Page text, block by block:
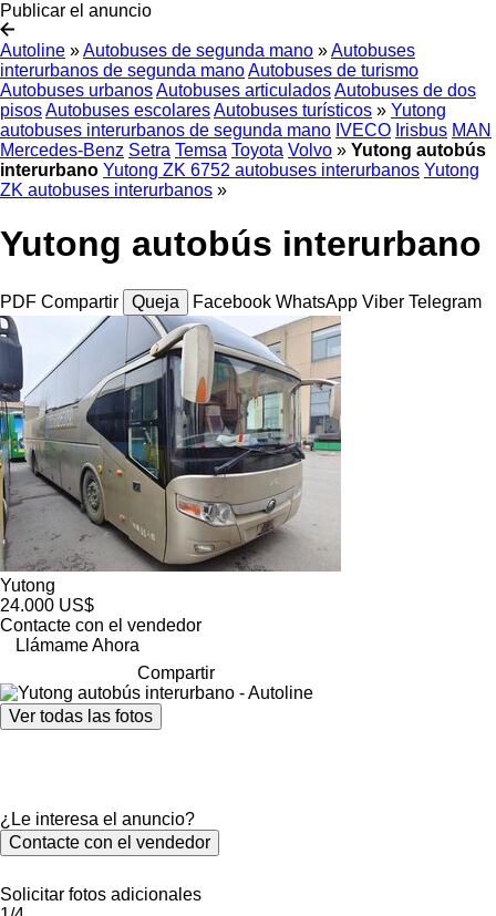
Publicar el anuncio
Autoline »Autobuses de segunda mano »Autobuses
interurbanos de segunda manoAutobuses de turismo
Autobuses urbanosAutobuses articuladosAutobuses de dos
pisosAutobuses escolaresAutobuses turísticos » Yutong
autobuses interurbanos de segunda mano IVECO Irisbus MAN
Mercedes-Benz Setra Temsa Toyota Volvo » Yutong autobús
interurbano Yutong ZK 6752 autobuses interurbanos Yutong
ZK autobuses interurbanos »
Yutong autobús interurbano
PDF Compartir Queja Facebook WhatsApp Viber Telegram
Yutong
24.000 US$
Contacte con el vendedor
Llámame Ahora
Compartir
Ver todas las fotos
¿Le interesa el anuncio?
Contacte con el vendedor
Solicitar fotos adicionales